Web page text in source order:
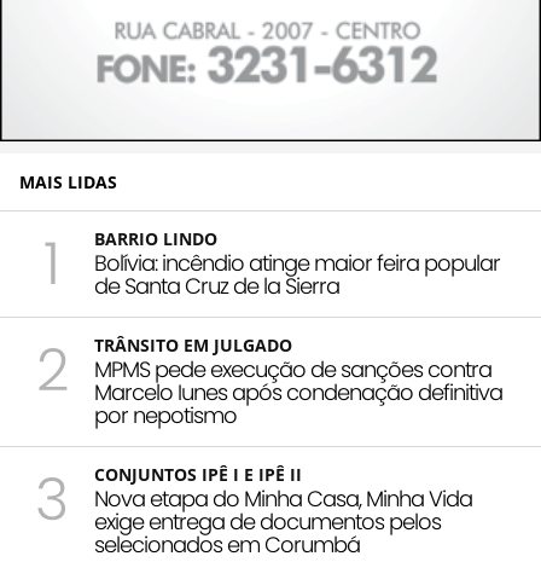
MAIS LIDAS
1 BARRIO LINDO
Bolívia: incêndio atinge maior feira popular
de Santa Cruz de la Sierra
2 TRÂNSITO EM JULGADO
MPMS pede execução de sanções contra
Marcelo Iunes após condenação definitiva
por nepotismo
3 CONJUNTOS IPÊ I E IPÊ II
Nova etapa do Minha Casa, Minha Vida
exige entrega de documentos pelos
selecionados em Corumbá